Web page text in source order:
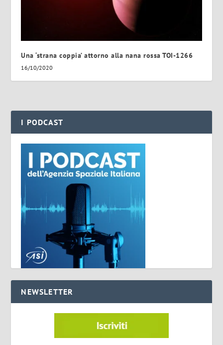
Una ‘strana coppia’ attorno alla nana rossa TOI-1266
16/10/2020
I PODCAST
NEWSLETTER